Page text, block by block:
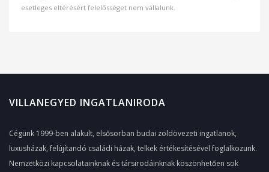
esetleges eltérésért felelősséget nem vállalunk.
VILLANEGYED INGATLANIRODA
Cégünk 1999-ben alakult, elsősorban budai zöldövezeti ingatlanok,
luxusházak, felújítandó családi házak, telkek értékesítésével foglalkozunk.
Nemzetközi kapcsolatainknak és társirodáinknak köszönhetően sok